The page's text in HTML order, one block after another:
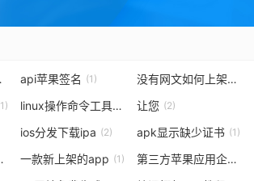
件 (1)
api苹果签名 (1)
没有网文如何上架直播app
linux操作命令工具 让您 (2)
ios分发下载ipa (2) apk显示缺少证书 (1)
app (1)
一款新上架的app (1)
第三方苹果应用企业签名有几种